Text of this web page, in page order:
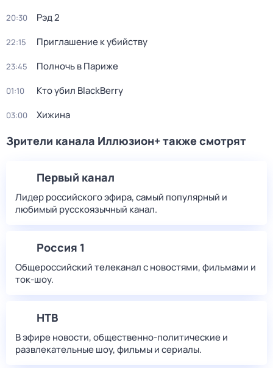
20:30 Рэд 2
22:15 Приглашение к убийству
23:45 Полночь в Париже
01:10 Кто убил BlackBerry
03:00 Хижина
Зрители канала Иллюзион+ также смотрят
Первый канал
Лидер российского эфира, самый популярный и
любимый русскоязычный канал.
Россия 1
Общероссийский телеканал с новостями, фильмами и
ток-шоу.
НТВ
В эфире новости, общественно-политические и
развлекательные шоу, фильмы и сериалы.